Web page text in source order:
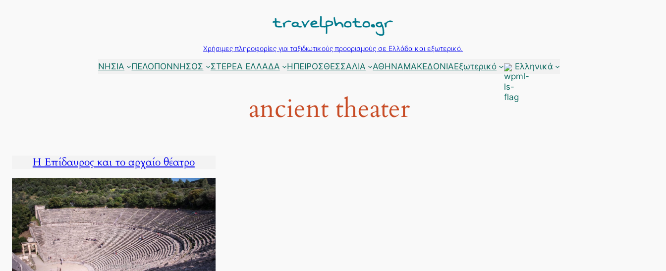
Χρήσιμες πληροφορίες για ταξιδιωτικούς προορισμούς σε Ελλάδα και εξωτερικό.
ΝΗΣΙΑ ΠΕΛΟΠΟΝΝΗΣΟΣ ΣΤΕΡΕΑ ΕΛΛΑΔΑ ΗΠΕΙΡΟΣΘΕΣΣΑΛΙΑ ΑΘΗΝΑΜΑΚΕΔΟΝΙΑΕξωτερικό Ελληνικά
ancient theater
Η Επίδαυρος και το αρχαίο θέατρο